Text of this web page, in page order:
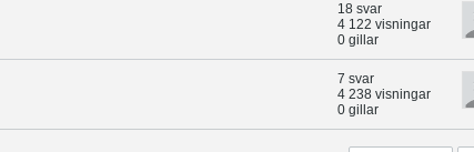
18 svar
4 122 visningar
0 gillar
7 svar
4 238 visningar
0 gillar